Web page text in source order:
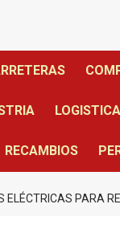
LOGISTICA
RECAMBIOS
PARA